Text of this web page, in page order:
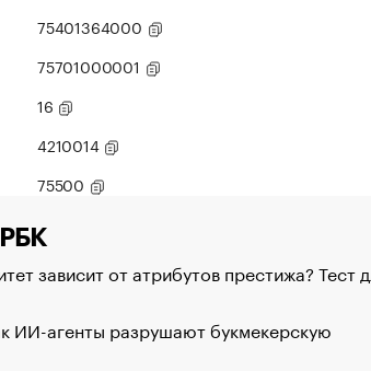
75401364000
75701000001
16
4210014
75500
зависит от атрибутов престижа? Тест
ИИ-агенты разрушают букмекерскую